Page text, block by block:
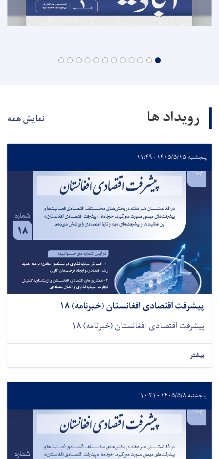
رویداد ها نمایش همه
پنجشنبه ۱۴۰۵/۵/۱۵ - ۱۱:۴۹
پیشرفت اقتصادی افغانستان (خبرنامه) ۱۸
پیشرفت اقتصادی افغانستان (خبرنامه) ۱۸
بیشتر
پنجشنبه ۱۴۰۵/۵/۸ - ۱۰:۳۱